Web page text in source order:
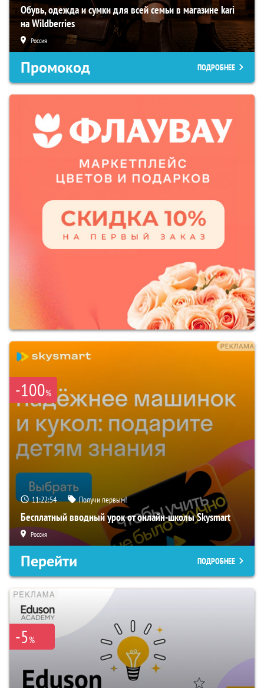
Обувь, одежда и сумки для всей семьи в магазине kari
на Wildberries
Россия
Промокод ПОДРОБНЕЕ
-100%
11:22:53 Получи первым!
Бесплатный вводный урок от онлайн-школы Skysmart
Россия
Перейти ПОДРОБНЕЕ
-5%